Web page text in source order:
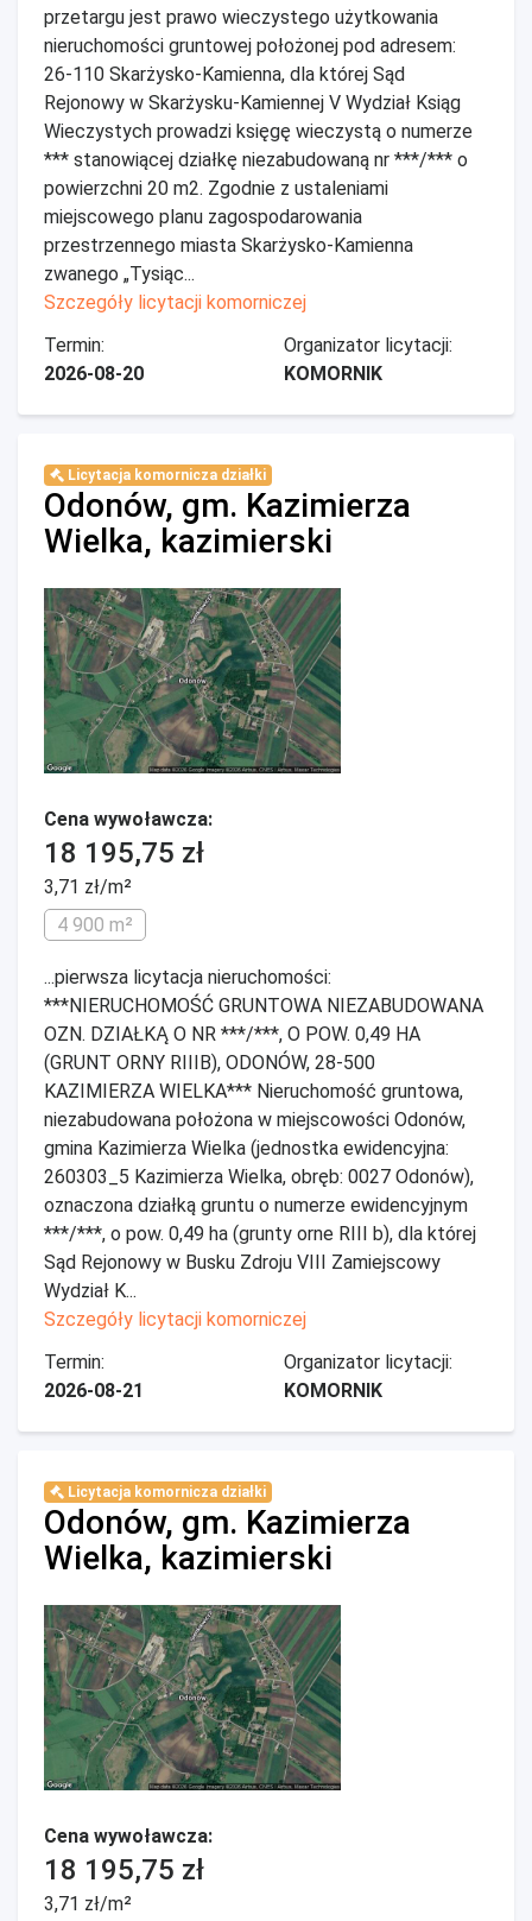
przetargu jest prawo wieczystego użytkowania
nieruchomości gruntowej położonej pod adresem:
26-110 Skarżysko-Kamienna, dla której Sąd
Rejonowy w Skarżysku-Kamiennej V Wydział Ksiąg
Wieczystych prowadzi księgę wieczystą o numerze
*** stanowiącej działkę niezabudowaną nr ***/*** o
powierzchni 20 m2. Zgodnie z ustaleniami
miejscowego planu zagospodarowania
przestrzennego miasta Skarżysko-Kamienna
zwanego „Tysiąc...
Szczegóły licytacji komorniczej
Termin:
2026-08-20
Organizator licytacji:
KOMORNIK
Licytacja komornicza działki
Odonów, gm. Kazimierza
Wielka, kazimierski
Cena wywoławcza:
18 195,75 zł
3,71 zł/m²
4 900 m²
...pierwsza licytacja nieruchomości:
***NIERUCHOMOŚĆ GRUNTOWA NIEZABUDOWANA
OZN. DZIAŁKĄ O NR ***/***, O POW. 0,49 HA
(GRUNT ORNY RIIIB), ODONÓW, 28-500
KAZIMIERZA WIELKA*** Nieruchomość gruntowa,
niezabudowana położona w miejscowości Odonów,
gmina Kazimierza Wielka (jednostka ewidencyjna:
260303_5 Kazimierza Wielka, obręb: 0027 Odonów),
oznaczona działką gruntu o numerze ewidencyjnym
***/***, o pow. 0,49 ha (grunty orne RIII b), dla której
Sąd Rejonowy w Busku Zdroju VIII Zamiejscowy
Wydział K...
Szczegóły licytacji komorniczej
Termin:
2026-08-21
Organizator licytacji:
KOMORNIK
Licytacja komornicza działki
Odonów, gm. Kazimierza
Wielka, kazimierski
Cena wywoławcza:
18 195,75 zł
3,71 zł/m²